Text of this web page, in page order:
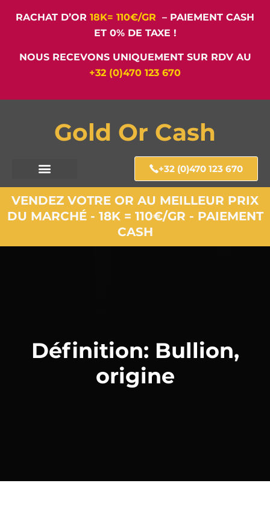
RACHAT D’OR 18K= 110€/GR – PAIEMENT CASH
ET 0% DE TAXE !
NOUS RECEVONS UNIQUEMENT SUR RDV AU
+32 (0)470 123 670
Gold Or Cash
+32 (0)470 123 670
VENDEZ VOTRE OR AU MEILLEUR PRIX
DU MARCHÉ - 18K = 110€/GR - PAIEMENT
CASH
Définition: Bullion,
origine